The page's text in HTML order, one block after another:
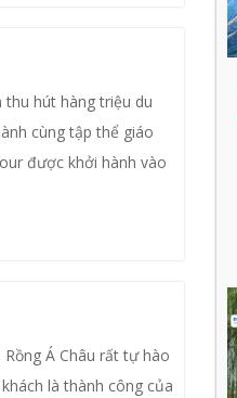
thu hút hàng triệu du
cùng tập thể giáo
được khởi hành vào
Á Châu rất tự hào
là thành công của